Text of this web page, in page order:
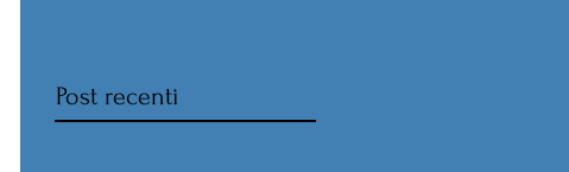
Post recenti